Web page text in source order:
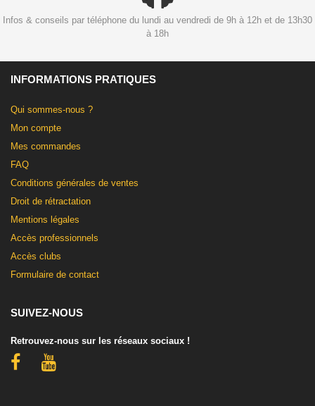
Infos & conseils par téléphone du lundi au vendredi de 9h à 12h et de 13h30
à 18h
INFORMATIONS PRATIQUES
Qui sommes-nous ?
Mon compte
Mes commandes
FAQ
Conditions générales de ventes
Droit de rétractation
Mentions légales
Accès professionnels
Accès clubs
Formulaire de contact
SUIVEZ-NOUS
Retrouvez-nous sur les réseaux sociaux !